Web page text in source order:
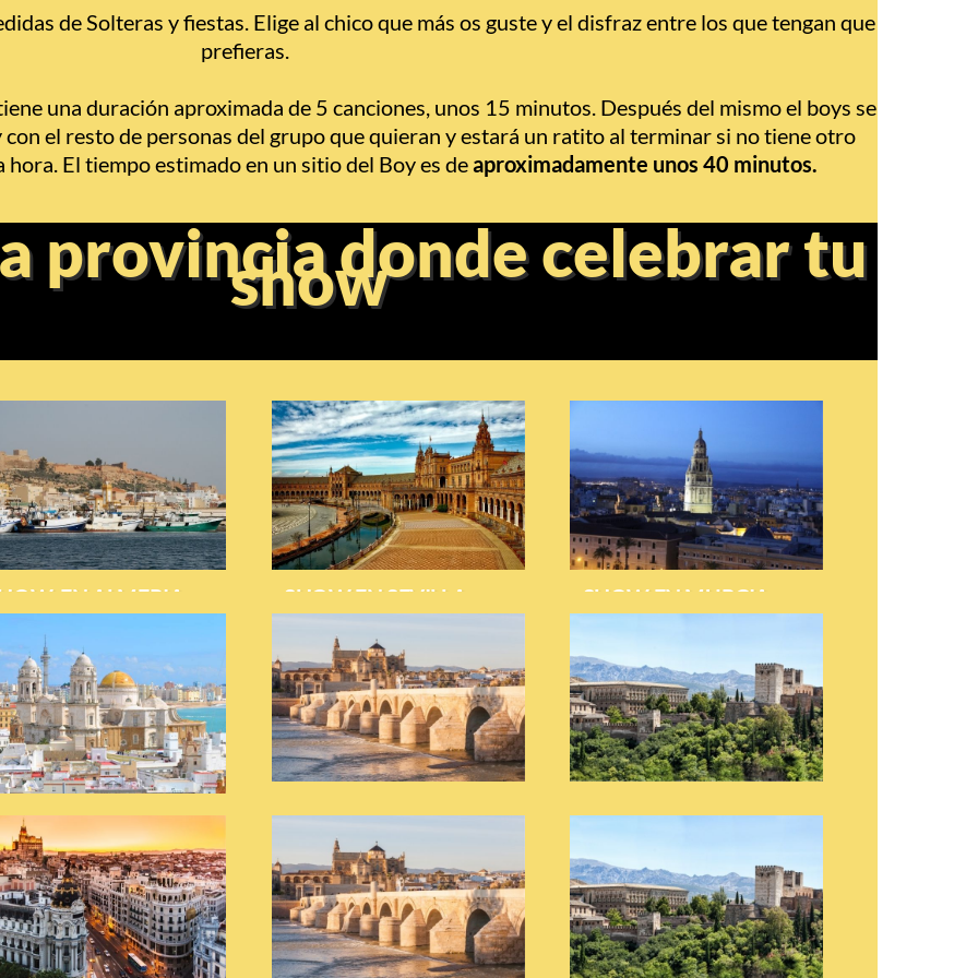
de Solteras y fiestas. Elige al chico que más os guste y el disfraz entre los que tengan que
prefieras.
una duración aproximada de 5 canciones, unos 15 minutos. Después del mismo el boys se
el resto de personas del grupo que quieran y estará un ratito al terminar si no tiene otro
El tiempo estimado en un sitio del Boy es deaproximadamente unos 40 minutos.
provincia donde celebrar tu
show
EN ALMERIA SHOW EN SEVILLA SHOW EN MURCIA
EN CÁDIZ SHOW EN TARIFA SHOW EN CONIL